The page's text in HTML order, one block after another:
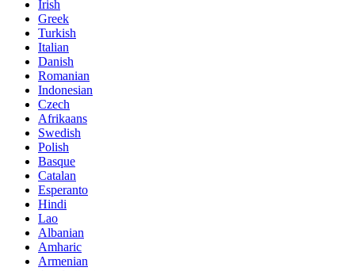
Irish
Greek
Turkish
Italian
Danish
Romanian
Indonesian
Czech
Afrikaans
Swedish
Polish
Basque
Catalan
Esperanto
Hindi
Lao
Albanian
Amharic
Armenian